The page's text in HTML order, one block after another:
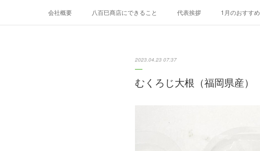
会社概要 八百巳商店にできること 代表挨拶 1月のおすすめ
2023.04.23 07:37
むくろじ大根（福岡県産）